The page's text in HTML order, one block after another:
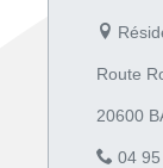
Route
20600
04